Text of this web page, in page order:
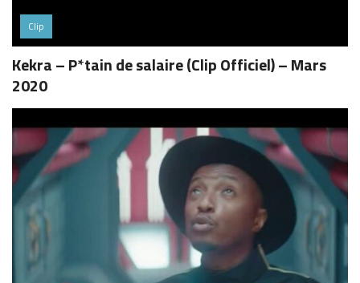
Clip
Kekra – P*tain de salaire (Clip Officiel) – Mars
2020